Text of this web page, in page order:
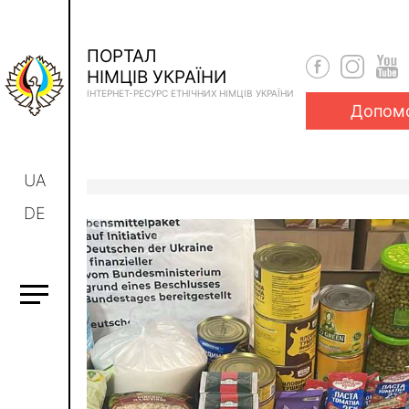
UA
DE
ПОРТАЛ
НІМЦІВ УКРАЇНИ
ІНТЕРНЕТ-РЕСУРС ЕТНІЧНИХ НІМЦІВ УКРАЇНИ
Верховна Рада
України